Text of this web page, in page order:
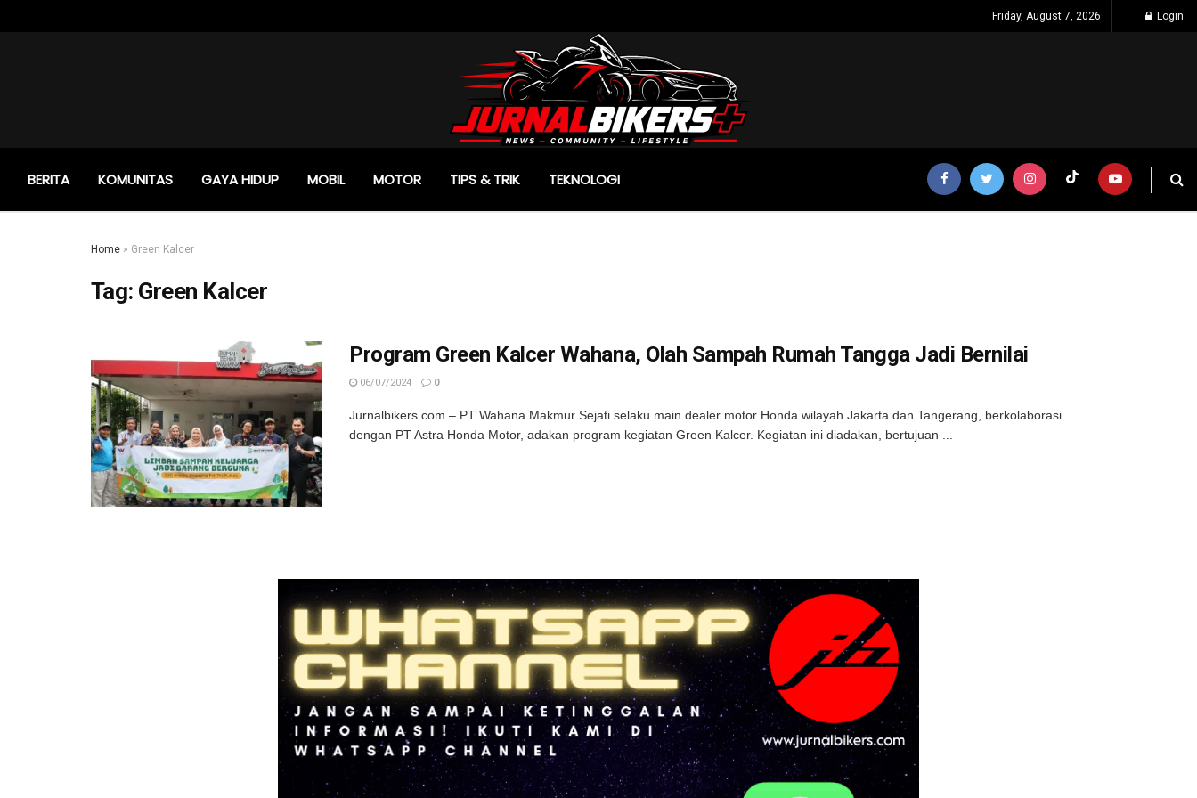
Friday, August 7, 2026 Login
BERITA KOMUNITAS GAYA HIDUP MOBIL MOTOR TIPS & TRIK TEKNOLOGI
Home » Green Kalcer
Tag: Green Kalcer
Program Green Kalcer Wahana, Olah Sampah Rumah Tangga Jadi Bernilai
06/07/2024 0
Jurnalbikers.com – PT Wahana Makmur Sejati selaku main dealer motor Honda wilayah Jakarta dan Tangerang, berkolaborasi
dengan PT Astra Honda Motor, adakan program kegiatan Green Kalcer. Kegiatan ini diadakan, bertujuan ...